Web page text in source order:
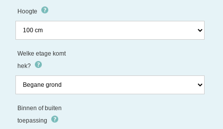
Hoogte
Welke etage komt
hek?
Binnen of buiten
toepassing